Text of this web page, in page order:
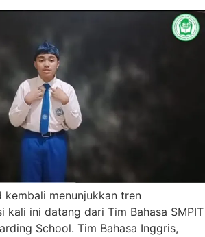
kembali menunjukkan tren
kali ini datang dari Tim Bahasa SMPIT
School. Tim Bahasa Inggris,